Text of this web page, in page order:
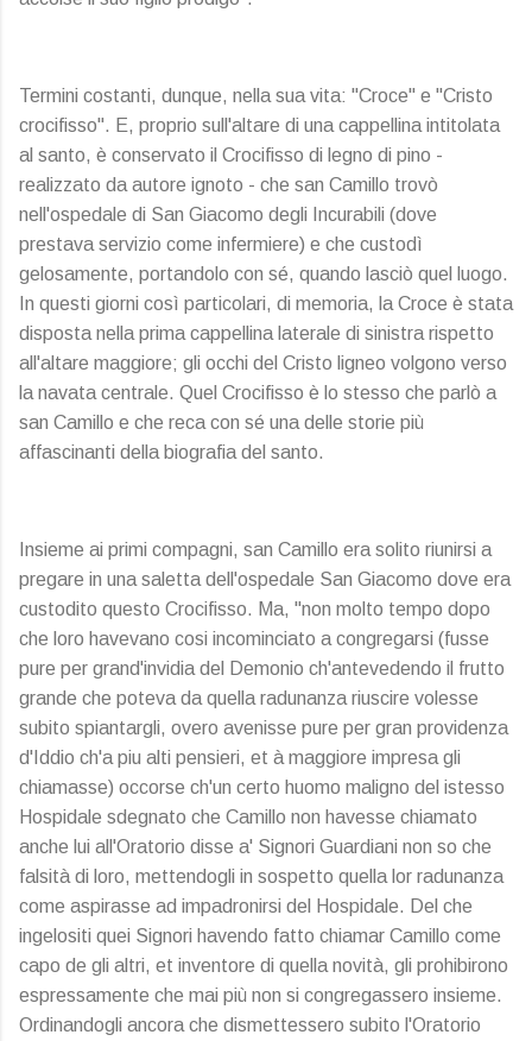
Termini costanti, dunque, nella sua vita: "Croce" e "Cristo
crocifisso". E, proprio sull'altare di una cappellina intitolata
al santo, è conservato il Crocifisso di legno di pino -
realizzato da autore ignoto - che san Camillo trovò
nell'ospedale di San Giacomo degli Incurabili (dove
prestava servizio come infermiere) e che custodì
gelosamente, portandolo con sé, quando lasciò quel luogo.
In questi giorni così particolari, di memoria, la Croce è stata
disposta nella prima cappellina laterale di sinistra rispetto
all'altare maggiore; gli occhi del Cristo ligneo volgono verso
la navata centrale. Quel Crocifisso è lo stesso che parlò a
san Camillo e che reca con sé una delle storie più
affascinanti della biografia del santo.
Insieme ai primi compagni, san Camillo era solito riunirsi a
pregare in una saletta dell'ospedale San Giacomo dove era
custodito questo Crocifisso. Ma, "non molto tempo dopo
che loro havevano cosi incominciato a congregarsi (fusse
pure per grand'invidia del Demonio ch'antevedendo il frutto
grande che poteva da quella radunanza riuscire volesse
subito spiantargli, overo avenisse pure per gran providenza
d'Iddio ch'a piu alti pensieri, et à maggiore impresa gli
chiamasse) occorse ch'un certo huomo maligno del istesso
Hospidale sdegnato che Camillo non havesse chiamato
anche lui all'Oratorio disse a' Signori Guardiani non so che
falsità di loro, mettendogli in sospetto quella lor radunanza
come aspirasse ad impadronirsi del Hospidale. Del che
ingelositi quei Signori havendo fatto chiamar Camillo come
capo de gli altri, et inventore di quella novità, gli prohibirono
espressamente che mai più non si congregassero insieme.
Ordinandogli ancora che dismettessero subito l'Oratorio